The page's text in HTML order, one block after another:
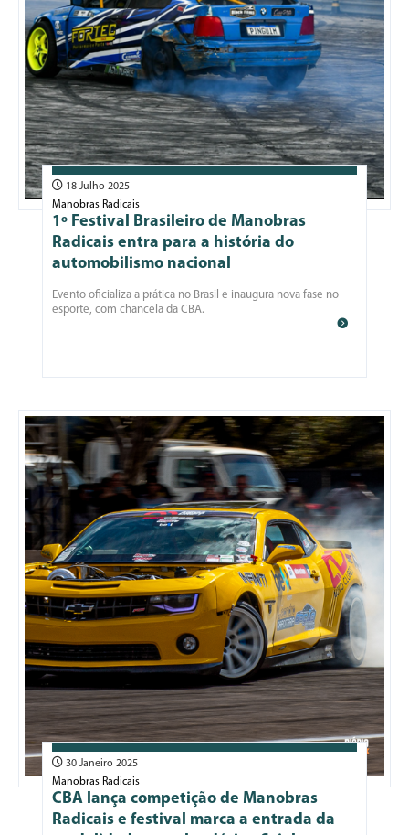
18 Julho 2025
Manobras Radicais
1º Festival Brasileiro de Manobras
Radicais entra para a história do
automobilismo nacional
Evento oficializa a prática no Brasil e inaugura nova fase no
esporte, com chancela da CBA.
30 Janeiro 2025
Manobras Radicais
CBA lança competição de Manobras
Radicais e festival marca a entrada da